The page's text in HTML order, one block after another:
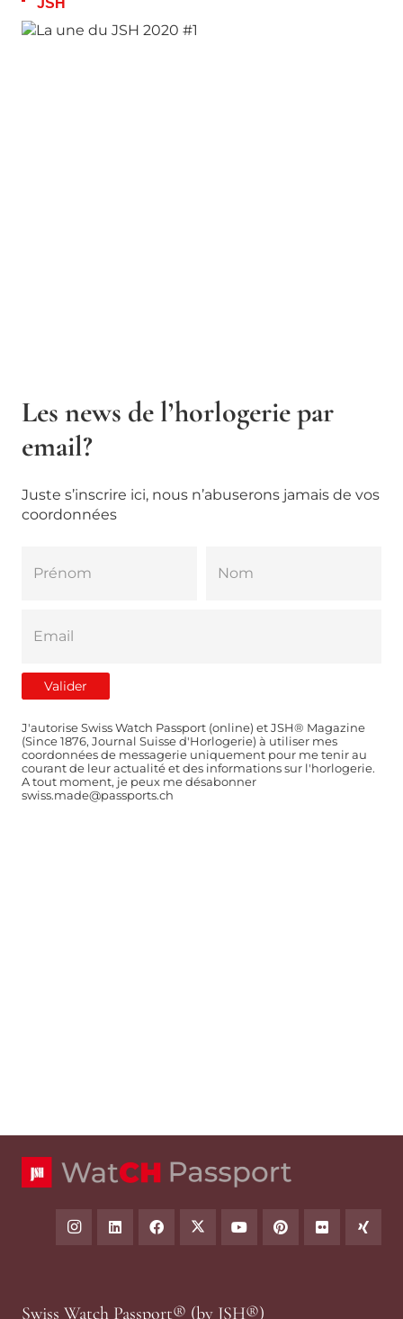
JSH
Les news de l’horlogerie par
email?
Juste s’inscrire ici, nous n’abuserons jamais de vos
coordonnées
J'autorise Swiss Watch Passport (online) et JSH® Magazine
(Since 1876, Journal Suisse d'Horlogerie) à utiliser mes
coordonnées de messagerie uniquement pour me tenir au
courant de leur actualité et des informations sur l'horlogerie.
A tout moment, je peux me désabonner
swiss.made@passports.ch
Swiss Watch Passport® (by JSH®)